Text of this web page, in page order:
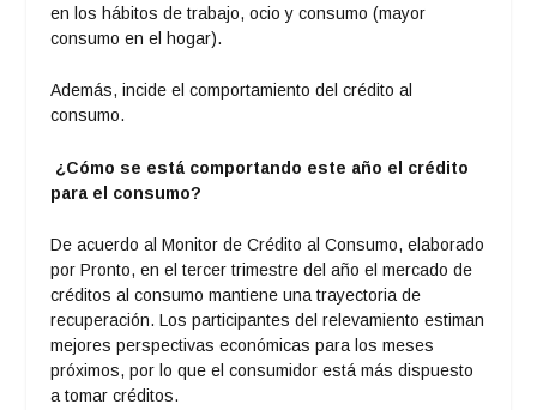
en los hábitos de trabajo, ocio y consumo (mayor
consumo en el hogar).
Además, incide el comportamiento del crédito al
consumo.
¿Cómo se está comportando este año el crédito
para el consumo?
De acuerdo al Monitor de Crédito al Consumo, elaborado
por Pronto, en el tercer trimestre del año el mercado de
créditos al consumo mantiene una trayectoria de
recuperación. Los participantes del relevamiento estiman
mejores perspectivas económicas para los meses
próximos, por lo que el consumidor está más dispuesto
a tomar créditos.